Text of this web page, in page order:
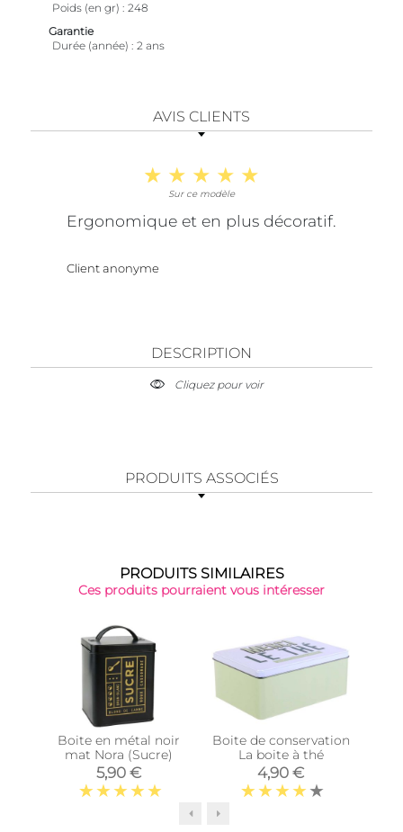
Poids (en gr)
248
Garantie
Durée (année)
2 ans
AVIS CLIENTS
Sur ce modèle
Ergonomique et en plus décoratif.
Client anonyme
DESCRIPTION
Cliquez pour voir
PRODUITS ASSOCIÉS
PRODUITS SIMILAIRES
Ces produits pourraient vous intéresser
Boite en métal noir
mat Nora (Sucre)
5,90 €
Boite de conservation
La boite à thé
4,90 €